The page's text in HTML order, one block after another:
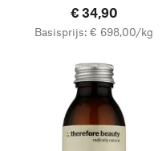
€ 34,90
Basisprijs: € 698,00/kg